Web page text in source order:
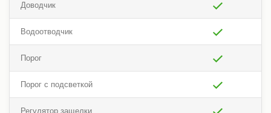
Доводчик
Водоотводчик
Порог
Порог с подсветкой
Регулятор защелки